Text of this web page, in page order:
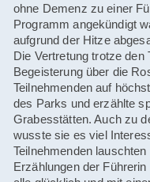
ohne Demenz zu einer
Programm angekündigt
aufgrund der Hitze
Die Vertretung trotze den
Begeisterung über die
Teilnehmenden auf
des Parks und erzählte
Grabesstätten. Auch zu
wusste sie es viel
Teilnehmenden
Erzählungen der